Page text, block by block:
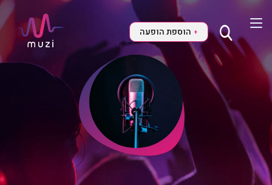
+ הוספת הופעה